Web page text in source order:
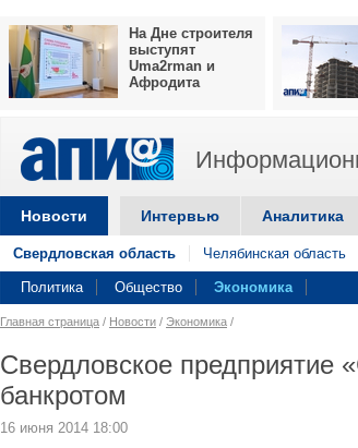
На Дне строителя
выступят
Uma2rman и
Афродита
Новости Интервью Аналитика
Свердловская область Челябинская область
Политика Общество Экономика
Главная страница / Новости / Экономика /
Свердловское предприятие
банкротом
16 июня 2014 18:00